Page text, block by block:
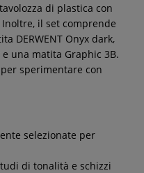
di plastica con
il set comprende
DERWENT Onyx dark,
una matita Graphic 3B.
sperimentare con
selezionate per
di tonalità e schizzi